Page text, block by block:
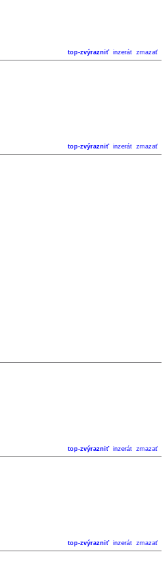
top-zvýrazniť inzerát zmazať
top-zvýrazniť inzerát zmazať
top-zvýrazniť inzerát zmazať
top-zvýrazniť inzerát zmazať